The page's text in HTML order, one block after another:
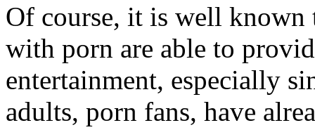
Of course, it is well known
with porn are able to
entertainment, especially
adults, porn fans, have